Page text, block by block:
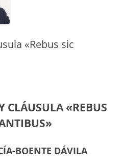
«Rebus sic
CLÁUSULA «REBUS
BOENTE DÁVILA